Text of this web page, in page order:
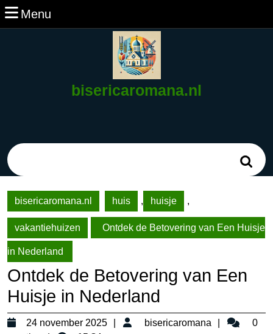
Ga
naar
Menu
bisericaromana.nl
bisericaromana.nl
huis , huisje ,
vakantiehuizen Ontdek de Betovering van Een Huisje
in Nederland
Ontdek de Betovering van Een
Huisje in Nederland
24 november 2025
24
bisericaromana
0